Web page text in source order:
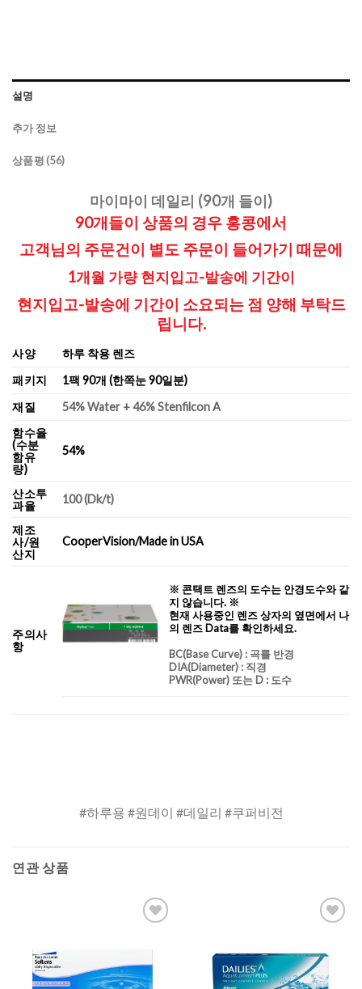
설명
추가 정보
상품평 (56)
마이마이 데일리 (90개 들이)
90개들이 상품의 경우 홍콩에서
고객님의 주문건이 별도 주문이 들어가기 때문에
1개월 가량 현지입고-발송에 기간이
현지입고-발송에 기간이 소요되는 점 양해 부탁드
립니다.
사양
하루 착용 렌즈
패키지
1팩 90개 (한쪽눈 90일분)
재질
54% Water + 46% Stenfilcon A
함수율
(수분
함유
량)
54%
산소투
과율
100 (Dk/t)
제조
사/원
산지
CooperVision/Made in USA
주의사
항
※ 콘택트 렌즈의 도수는 안경도수와 같
지 않습니다. ※
현재 사용중인 렌즈 상자의 옆면에서 나
의 렌즈 Data를 확인하세요.
BC(Base Curve): 곡률 반경
DIA(Diameter) : 직경
PWR(Power) 또는 D : 도수
#하루용 #원데이 #데일리 #쿠퍼비전
연관 상품